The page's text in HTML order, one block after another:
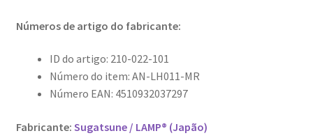
Números de artigo do fabricante:
ID do artigo: 210-022-101
Número do item: AN-LH011-MR
Número EAN: 4510932037297
Fabricante: Sugatsune / LAMP® (Japão)